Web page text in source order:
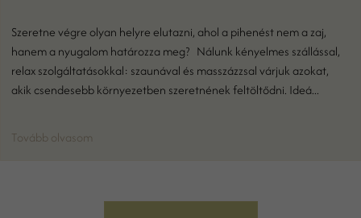
Szeretne végre olyan helyre elutazni, ahol a pihenést nem a zaj,
hanem a nyugalom határozza meg? Nálunk kényelmes szállással,
relax szolgáltatásokkal: szaunával és masszázzsal várjuk azokat,
akik csendesebb környezetben szeretnének feltöltődni. Ideá...
Tovább olvasom